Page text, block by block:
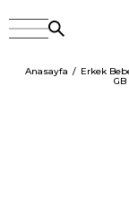
Anasayfa Erkek